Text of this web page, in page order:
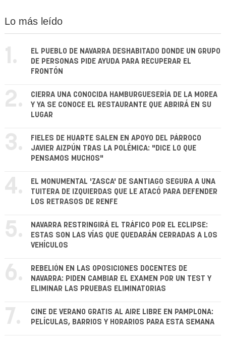
Lo más leído
1.
EL PUEBLO DE NAVARRA DESHABITADO DONDE UN GRUPO
DE PERSONAS PIDE AYUDA PARA RECUPERAR EL
FRONTÓN
2.
CIERRA UNA CONOCIDA HAMBURGUESERÍA DE LA MOREA
Y YA SE CONOCE EL RESTAURANTE QUE ABRIRÁ EN SU
LUGAR
3.
FIELES DE HUARTE SALEN EN APOYO DEL PÁRROCO
JAVIER AIZPÚN TRAS LA POLÉMICA: "DICE LO QUE
PENSAMOS MUCHOS"
4.
EL MONUMENTAL 'ZASCA' DE SANTIAGO SEGURA A UNA
TUITERA DE IZQUIERDAS QUE LE ATACÓ PARA DEFENDER
LOS RETRASOS DE RENFE
5.
NAVARRA RESTRINGIRÁ EL TRÁFICO POR EL ECLIPSE:
ESTAS SON LAS VÍAS QUE QUEDARÁN CERRADAS A LOS
VEHÍCULOS
6.
REBELIÓN EN LAS OPOSICIONES DOCENTES DE
NAVARRA: PIDEN CAMBIAR EL EXAMEN POR UN TEST Y
ELIMINAR LAS PRUEBAS ELIMINATORIAS
7.
CINE DE VERANO GRATIS AL AIRE LIBRE EN PAMPLONA:
PELÍCULAS, BARRIOS Y HORARIOS PARA ESTA SEMANA